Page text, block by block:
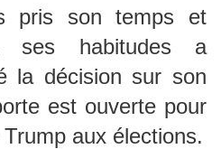
pris son temps et
ses habitudes a
la décision sur son
est ouverte pour
aux élections.